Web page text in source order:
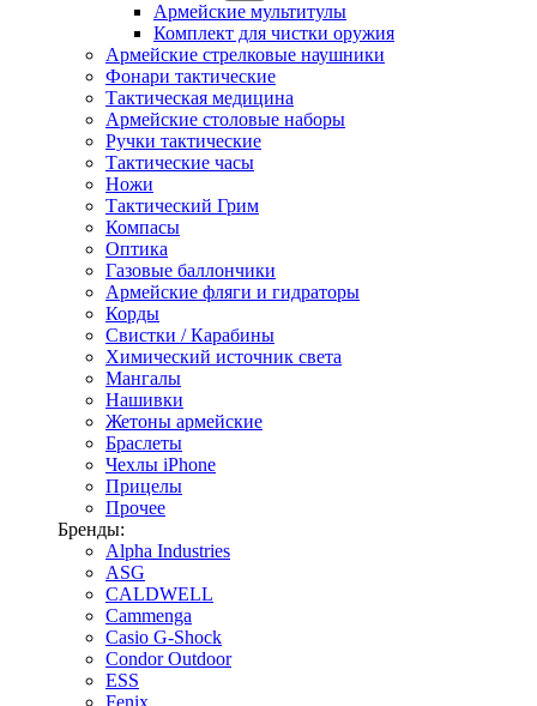
Армейские мультитулы
Комплект для чистки оружия
Армейские стрелковые наушники
Фонари тактические
Тактическая медицина
Армейские столовые наборы
Ручки тактические
Тактические часы
Ножи
Тактический Грим
Компасы
Оптика
Газовые баллончики
Армейские фляги и гидраторы
Корды
Свистки / Карабины
Химический источник света
Мангалы
Нашивки
Жетоны армейские
Браслеты
Чехлы iPhone
Прицелы
Прочее
Бренды:
Alpha Industries
ASG
CALDWELL
Cammenga
Casio G-Shock
Condor Outdoor
ESS
Fenix